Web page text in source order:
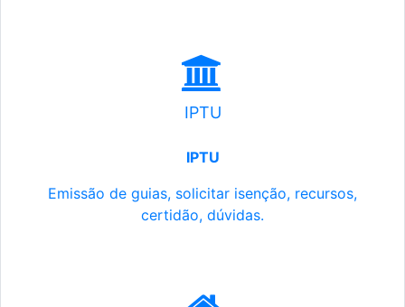
IPTU
IPTU
Emissão de guias, solicitar isenção, recursos,
certidão, dúvidas.